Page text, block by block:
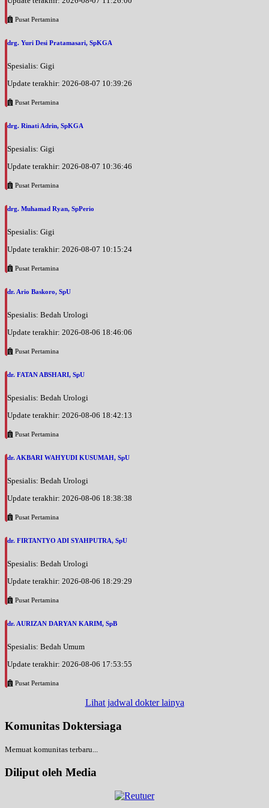
Jam 08:00 - 10:00
Minggu, 23/08/2026
Jam 07:00 - 08:00
EKSEKUTIF
Minggu, 23/08/2026
BPJS
Senin, 24/08/2026
Jam 13:00 - 15:00
Senin, 24/08/2026
EKSEKUTIF
Jam 13:00 - 14:00
Jam 13:00 - 15:00
BPJS
Rabu, 26/08/2026
EKSEKUTIF
Rabu, 26/08/2026
BPJS
Jam 13:00 - 15:00
Jam 13:00 - 14:00
EKSEKUTIF
Jam 07:00 - 08:00
Sabtu, 29/08/2026
BPJS
Minggu, 30/08/2026
EKSEKUTIF
Jam 08:00 - 10:00
Jam 13:00 - 15:00
Jam 13:00 - 14:00
Pusat Pertamina
drg. Yuri Desi Pratamasari, SpKGA
Spesialis: Gigi
Update terakhir: 2026-08-07 10:39:26
Pusat Pertamina
drg. Rinati Adrin, SpKGA
Spesialis: Gigi
Update terakhir: 2026-08-07 10:36:46
Pusat Pertamina
drg. Muhamad Ryan, SpPerio
Spesialis: Gigi
Update terakhir: 2026-08-07 10:15:24
Pusat Pertamina
dr. Ario Baskoro, SpU
Spesialis: Bedah Urologi
Update terakhir: 2026-08-06 18:46:06
Pusat Pertamina
dr. FATAN ABSHARI, SpU
Spesialis: Bedah Urologi
Update terakhir: 2026-08-06 18:42:13
Pusat Pertamina
dr. AKBARI WAHYUDI KUSUMAH, SpU
Spesialis: Bedah Urologi
Update terakhir: 2026-08-06 18:38:38
Pusat Pertamina
dr. FIRTANTYO ADI SYAHPUTRA, SpU
Spesialis: Bedah Urologi
Update terakhir: 2026-08-06 18:29:29
Pusat Pertamina
dr. AURIZAN DARYAN KARIM, SpB
Spesialis: Bedah Umum
Update terakhir: 2026-08-06 17:53:55
Pusat Pertamina
Lihat jadwal dokter lainya
Komunitas Doktersiaga
Memuat komunitas terbaru...
Diliput oleh Media